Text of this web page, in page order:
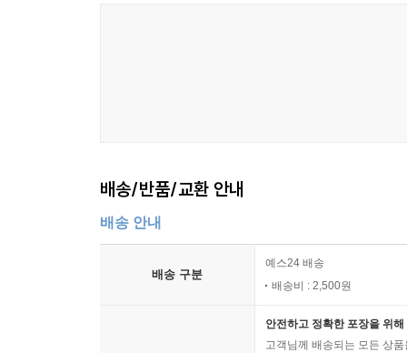
배송/반품/교환 안내
배송 안내
배송 구분
예스24 배송
배송비 : 2,500원
안전하고 정확한 포장을 위
고객님께 배송되는 모든 상